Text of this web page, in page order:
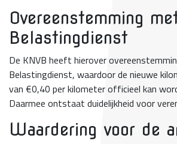
Overeenstemming
Belastingdienst
De KNVB heeft hierover
Belastingdienst, waardoor de nieuwe
van €0,40 per kilometer officieel kan
Daarmee ontstaat duidelijkheid voor
Waardering voor de